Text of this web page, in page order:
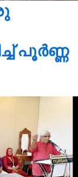
പൂർണ്ണ